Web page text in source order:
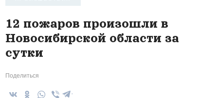
12 пожаров произошли в
Новосибирской области за
сутки
Поделиться